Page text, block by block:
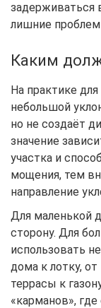
задерживаться
лишние
Каким
На практике
небольшой
но не создаёт
значение
участка и
мощения, тем
направление
Для маленькой
сторону. Для
использовать
дома к лотку,
террасы к
«карманов», где